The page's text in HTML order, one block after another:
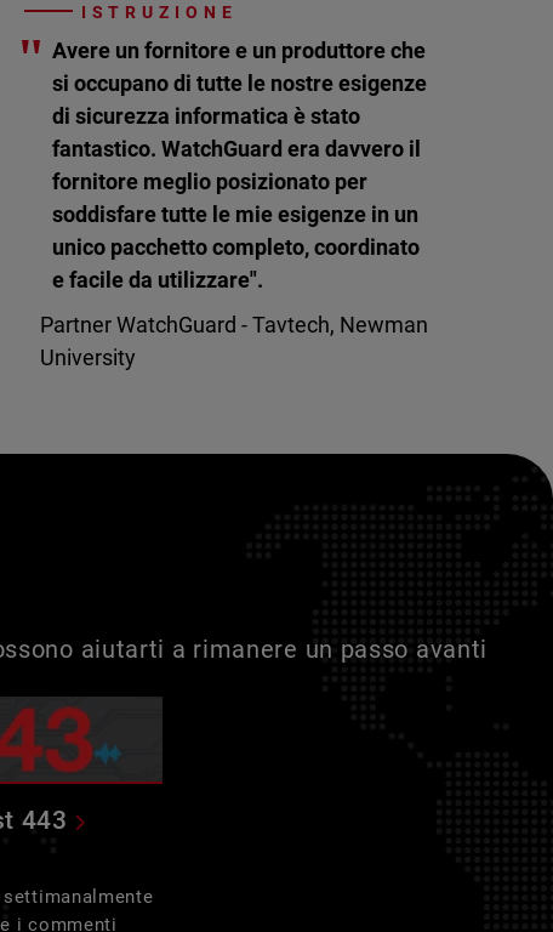
ISTRUZIONE
" Avere un fornitore e un produttore che
si occupano di tutte le nostre esigenze
di sicurezza informatica è stato
fantastico. WatchGuard era davvero il
fornitore meglio posizionato per
soddisfare tutte le mie esigenze in un
unico pacchetto completo, coordinato
e facile da utilizzare".
Partner WatchGuard - Tavtech, Newman
University
aiutarti a rimanere un passo avanti
443
i commenti